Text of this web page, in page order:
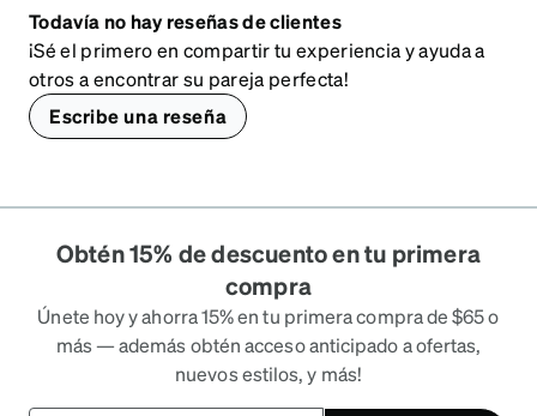
Todavía no hay reseñas de clientes
¡Sé el primero en compartir tu experiencia y ayuda a
otros a encontrar su pareja perfecta!
Escribe una reseña
Obtén 15% de descuento en tu primera
compra
Únete hoy y ahorra 15% en tu primera compra de $65 o
más — además obtén acceso anticipado a ofertas,
nuevos estilos, y más!